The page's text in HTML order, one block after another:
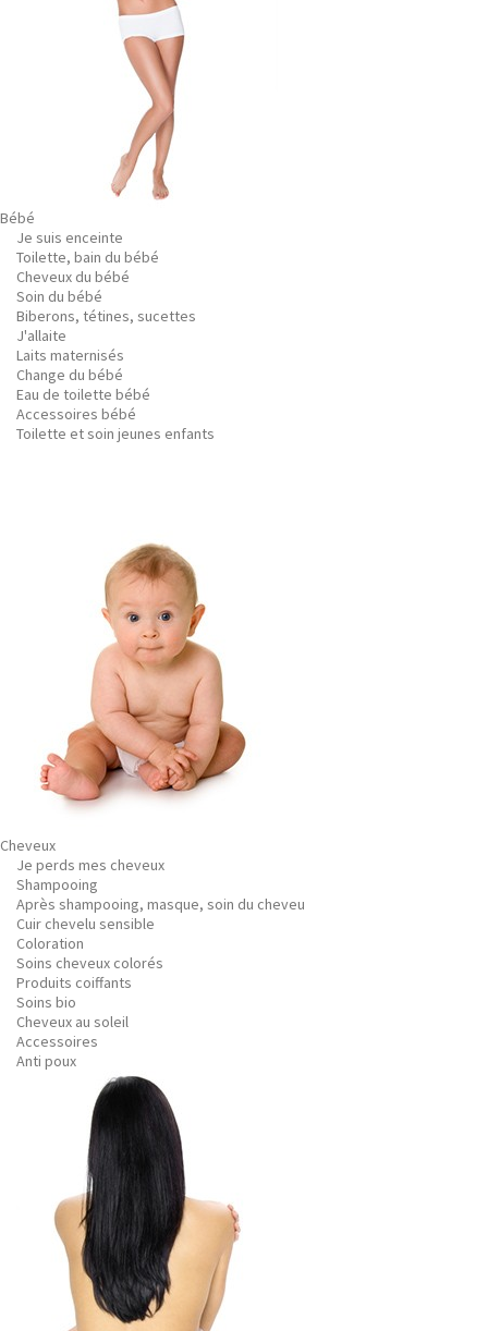
Bébé
Je suis enceinte
Toilette, bain du bébé
Cheveux du bébé
Soin du bébé
Biberons, tétines, sucettes
J'allaite
Laits maternisés
Change du bébé
Eau de toilette bébé
Accessoires bébé
Toilette et soin jeunes enfants
Cheveux
Je perds mes cheveux
Shampooing
Après shampooing, masque, soin du cheveu
Cuir chevelu sensible
Coloration
Soins cheveux colorés
Produits coiffants
Soins bio
Cheveux au soleil
Accessoires
Anti poux